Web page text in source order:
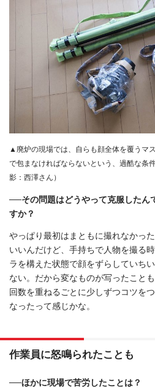
▲廃炉の現場では、自らも顔全体を覆うマ
で包まなければならないという、過酷な条
影：西澤さん）
──その問題はどうやって克服した
すか？
やっぱり最初はまともに撮れなかっ
いいんだけど、手持ちで人物を撮る
ラを構えた状態で顔をずらしていち
ない。だから変なものが写ったこと
回数を重ねるごとに少しずつコツを
なったって感じかな。
作業員に怒鳴られたことも
──ほかに現場で苦労したことは？